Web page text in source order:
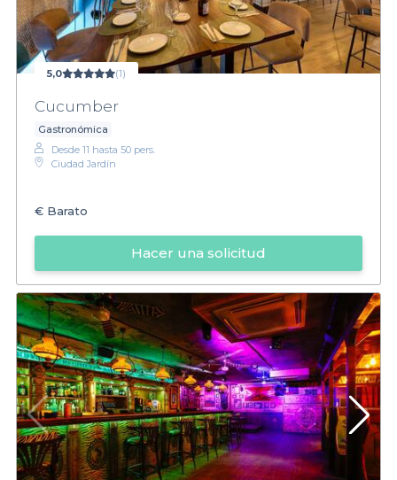
5,0 (1)
Cucumber
Gastronómica
Desde 11 hasta 50 pers.
Ciudad Jardín
€ Barato
Hacer una solicitud